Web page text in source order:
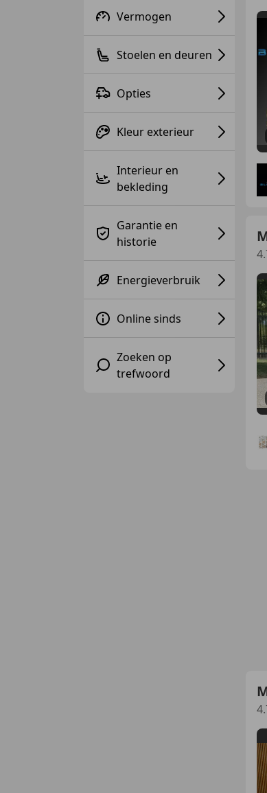
Vermogen
Stoelen en deuren
Opties
Kleur exterieur
Interieur en
bekleding
Garantie en
historie
Energieverbruik
Online sinds
Zoeken op
trefwoord